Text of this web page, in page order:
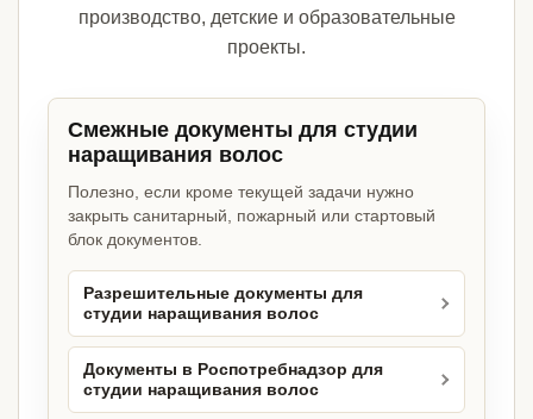
производство, детские и образовательные
проекты.
Смежные документы для студии
наращивания волос
Полезно, если кроме текущей задачи нужно
закрыть санитарный, пожарный или стартовый
блок документов.
Разрешительные документы для
студии наращивания волос
Документы в Роспотребнадзор для
студии наращивания волос